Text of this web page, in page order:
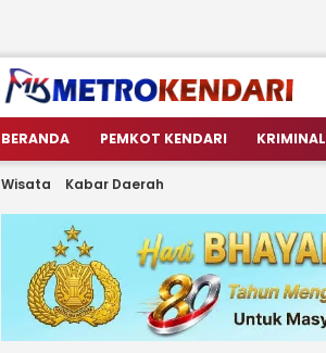
metrokendari
Berita Terkini Sulawesi Tenggara
BERANDA PEMKOT KENDARI KRIMINAL
Wisata Kabar Daerah